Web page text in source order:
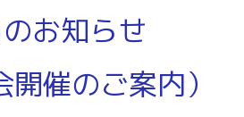
お知らせ
催のご案内）